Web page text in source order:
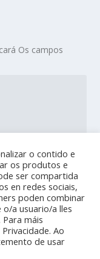
Os campos
o contido e
os produtos e
ser compartida
en redes sociais,
poden combinar
a usuario/a lles
máis
Ao
de usar